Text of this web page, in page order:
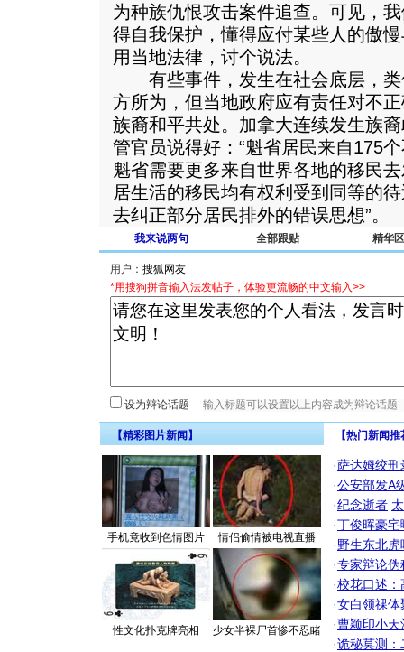
为种族仇恨攻击案件追查。可见，
得自我保护，懂得应付某些人的傲
用当地法律，讨个说法。
有些事件，发生在社会底层，类
方所为，但当地政府应有责任对不
族裔和平共处。加拿大连续发生族
管官员说得好：“魁省居民来自175
魁省需要更多来自世界各地的移民
居生活的移民均有权利受到同等的
去纠正部分居民排外的错误思想”。
我来说两句 全部跟贴 精华区
用户：
*用搜狗拼音输入法发帖子，体验更流畅的中文输入>>
设为辩论话题
【精彩图片新闻】
手机竟收到色情图片 情侣偷情被电视直播
性文化扑克牌亮相 少女半裸尸首惨不忍睹
【热门新闻
·萨达姆绞刑
·公安部发A
·纪念逝者
·丁俊晖豪
·野生东北
·专家辩论伪
·校花口述：
·女白领祼体
·曹颖印小天
·诡秘莫测：